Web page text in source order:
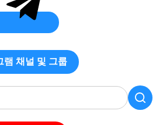
램 채널 및 그룹